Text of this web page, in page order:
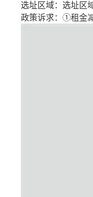
选址区域： 选址区
政策诉求： ①租金